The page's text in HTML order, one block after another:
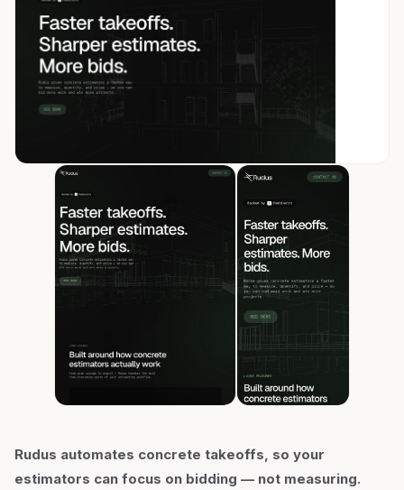
Rudus automates concrete takeoffs, so your
estimators can focus on bidding — not measuring.